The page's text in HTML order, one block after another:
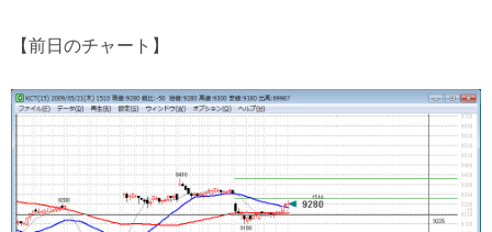
【前日のチャート】